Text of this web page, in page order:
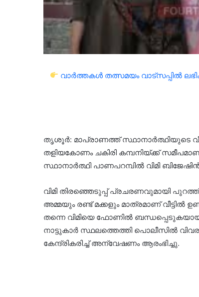
വാർത്തകൾ തത്സമയം വാട്സപ്പിൽ
തൃശൂർ: മാപ്രാണത്ത് സ്ഥാനാർത്ഥിയുടെ
തളിയകോണം ചകിരി കമ്പനിയ്ക്ക്
സ്ഥാനാർത്ഥി പാണപറമ്പിൽ വിമി
വിമി തിരഞ്ഞെടുപ്പ് പ്രചരണവുമായി
അമ്മയും രണ്ട് മക്കളും മാത്രമാണ് വീട്ടിൽ
തന്നെ വിമിയെ ഫോണിൽ
നാട്ടുകാർ സ്ഥലത്തെത്തി പൊലീസിൽ
കേന്ദ്രികരിച്ച് അന്വേഷണം ആരംഭിച്ചു.